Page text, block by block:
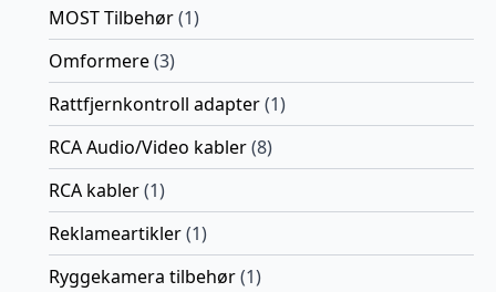
MOST Tilbehør(1)
Omformere(3)
Rattfjernkontroll adapter(1)
RCA Audio/Video kabler(8)
RCA kabler(1)
Reklameartikler(1)
Ryggekamera tilbehør(1)